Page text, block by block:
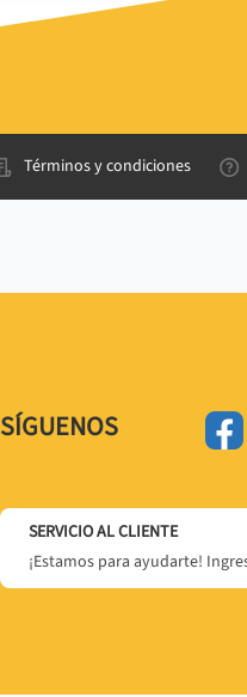
Términos y condiciones
SÍGUENOS
SERVICIO AL CLIENTE
¡Estamos para ayudarte!